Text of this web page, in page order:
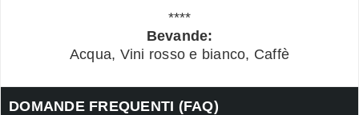
****
Bevande:
Acqua, Vini rosso e bianco, Caffè
DOMANDE FREQUENTI (FAQ)